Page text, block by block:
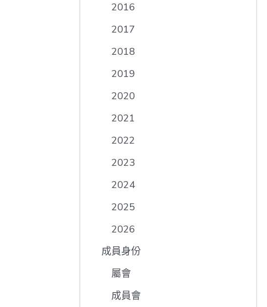
2016
2017
2018
2019
2020
2021
2022
2023
2024
2025
2026
成員身份
屬會
成員會